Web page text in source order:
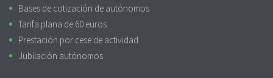
Bases de cotización de autónomos
Tarifa plana de 60 euros
Prestación por cese de actividad
Jubilación autónomos